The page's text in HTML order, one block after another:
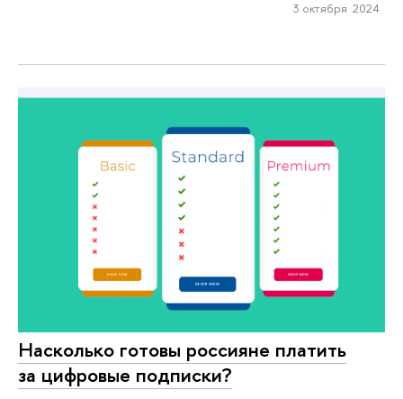
3 октября 2024
Насколько готовы россияне платить
за цифровые подписки?